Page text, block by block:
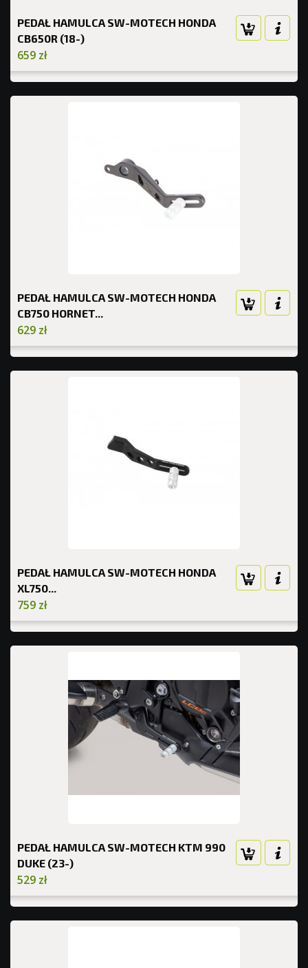
PEDAŁ HAMULCA SW-MOTECH HONDA
CB650R (18-)
659 zł
PEDAŁ HAMULCA SW-MOTECH HONDA
CB750 HORNET...
629 zł
PEDAŁ HAMULCA SW-MOTECH HONDA
XL750...
759 zł
PEDAŁ HAMULCA SW-MOTECH KTM 990
DUKE (23-)
529 zł